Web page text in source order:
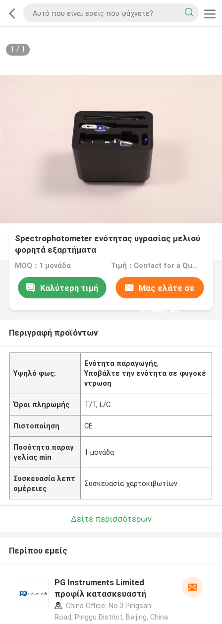
1 / 1
Spectrophotometer ενότητας υγρασίας μελιού
φορητά εξαρτήματα
MOQ：1 μονάδα Τιμή：Contact for a Quote
Καλύτερη τιμή Μας ελάτε σε
επαφή με
Περιγραφή προϊόντων
Υψηλό φως:
Ενότητα παραγωγής,
Υποβάλτε την ενότητα σε φυγοκέ
ντρωση
Όροι πληρωμής T/T, L/C
Πιστοποίηση CE
Ποσότητα παραγ
γελίας min
1 μονάδα
Συσκευασία λεπτ
ομέρειες
Συσκευασία χαρτοκιβωτίων
Δείτε περισσότερων
Περίπου εμείς
PG Instruments Limited
προφίλ κατασκευαστή
China Office: No.3 Pingsan
Road, Pinggu District, Beijing, China